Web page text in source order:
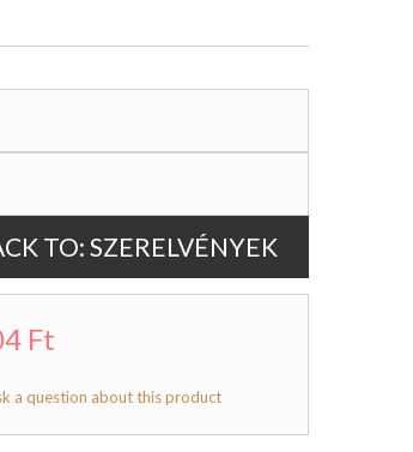
TO: SZERELVÉNYEK
Ft
a question about this product